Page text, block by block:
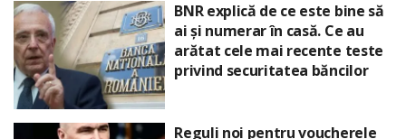
BNR explică de ce este bine să
ai și numerar în casă. Ce au
arătat cele mai recente teste
privind securitatea băncilor
Reguli noi pentru voucherele